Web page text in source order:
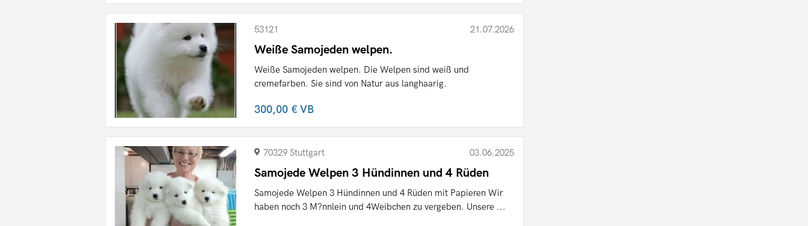
53121 21.07.2026
Weiße Samojeden welpen.
Weiße Samojeden welpen. Die Welpen sind weiß und
cremefarben. Sie sind von Natur aus langhaarig.
300,00 €VB
70329 Stuttgart 03.06.2025
Samojede Welpen 3 Hündinnen und 4 Rüden
Samojede Welpen 3 Hündinnen und 4 Rüden mit Papieren Wir
haben noch 3 M?nnlein und 4Weibchen zu vergeben. Unsere ...